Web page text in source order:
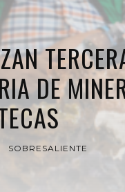
DE
SOBRESALIENTE